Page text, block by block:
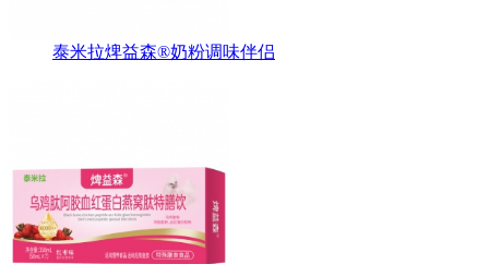
泰米拉焷益森®奶粉调味伴侣